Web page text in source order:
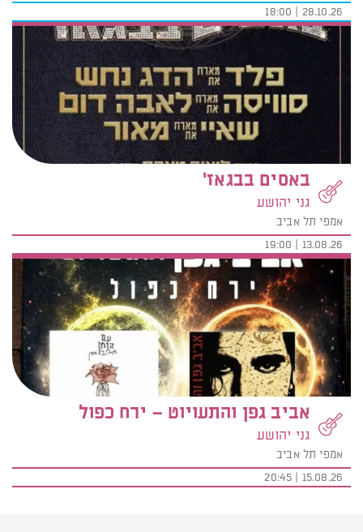
28.10.26 | 18:00
באסים בבגאז'
גני יהושע
אמפי תל אביב
13.08.26 | 19:00
אביב גפן והתעויוט – ירח כפול
גני יהושע
אמפי תל אביב
15.08.26 | 20:45